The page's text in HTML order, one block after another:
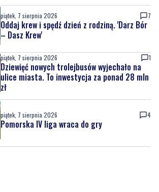
piątek, 7 sierpnia 2026 7
Oddaj krew i spędź dzień z rodziną. 'Darz Bór
– Dasz Krew'
piątek, 7 sierpnia 2026 1
Dziewięć nowych trolejbusów wyjechało na
ulice miasta. To inwestycja za ponad 28 mln
zł
piątek, 7 sierpnia 2026 4
Pomorska IV liga wraca do gry